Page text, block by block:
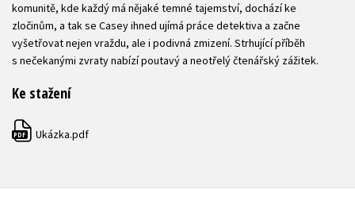
komunitě, kde každý má nějaké temné tajemství, dochází ke
zločinům, a tak se Casey ihned ujímá práce detektiva a začne
vyšetřovat nejen vraždu, ale i podivná zmizení. Strhující příběh
s nečekanými zvraty nabízí poutavý a neotřelý čtenářský zážitek.
Ke stažení
PDF Ukázka.pdf